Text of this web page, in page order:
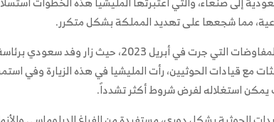
مما شجعها على تهديد المملكة بشكل متكرر.
وتعود جذور التوتر الحالي إلى المفاوضات التي جرت في
مع قيادات الحوثيين، رأت المليشيا في هذه الزيارة وفي
استغلاله لفرض شروط أكثر تشدداً.